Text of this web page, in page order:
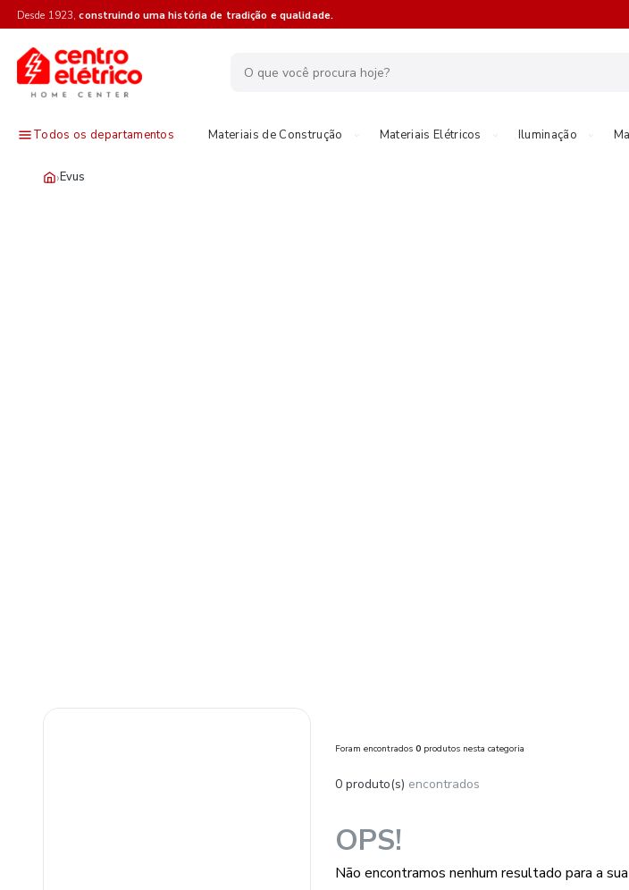
Desde 1923,construindo uma história de tradição e qualidade.
Todos os departamentos Materiais de Construção Materiais Elétricos Iluminação
›Evus
Foram encontrados 0 produtos nesta categoria
0 produto(s) encontrados
OPS!
Não encontramos nenhum resultado para a